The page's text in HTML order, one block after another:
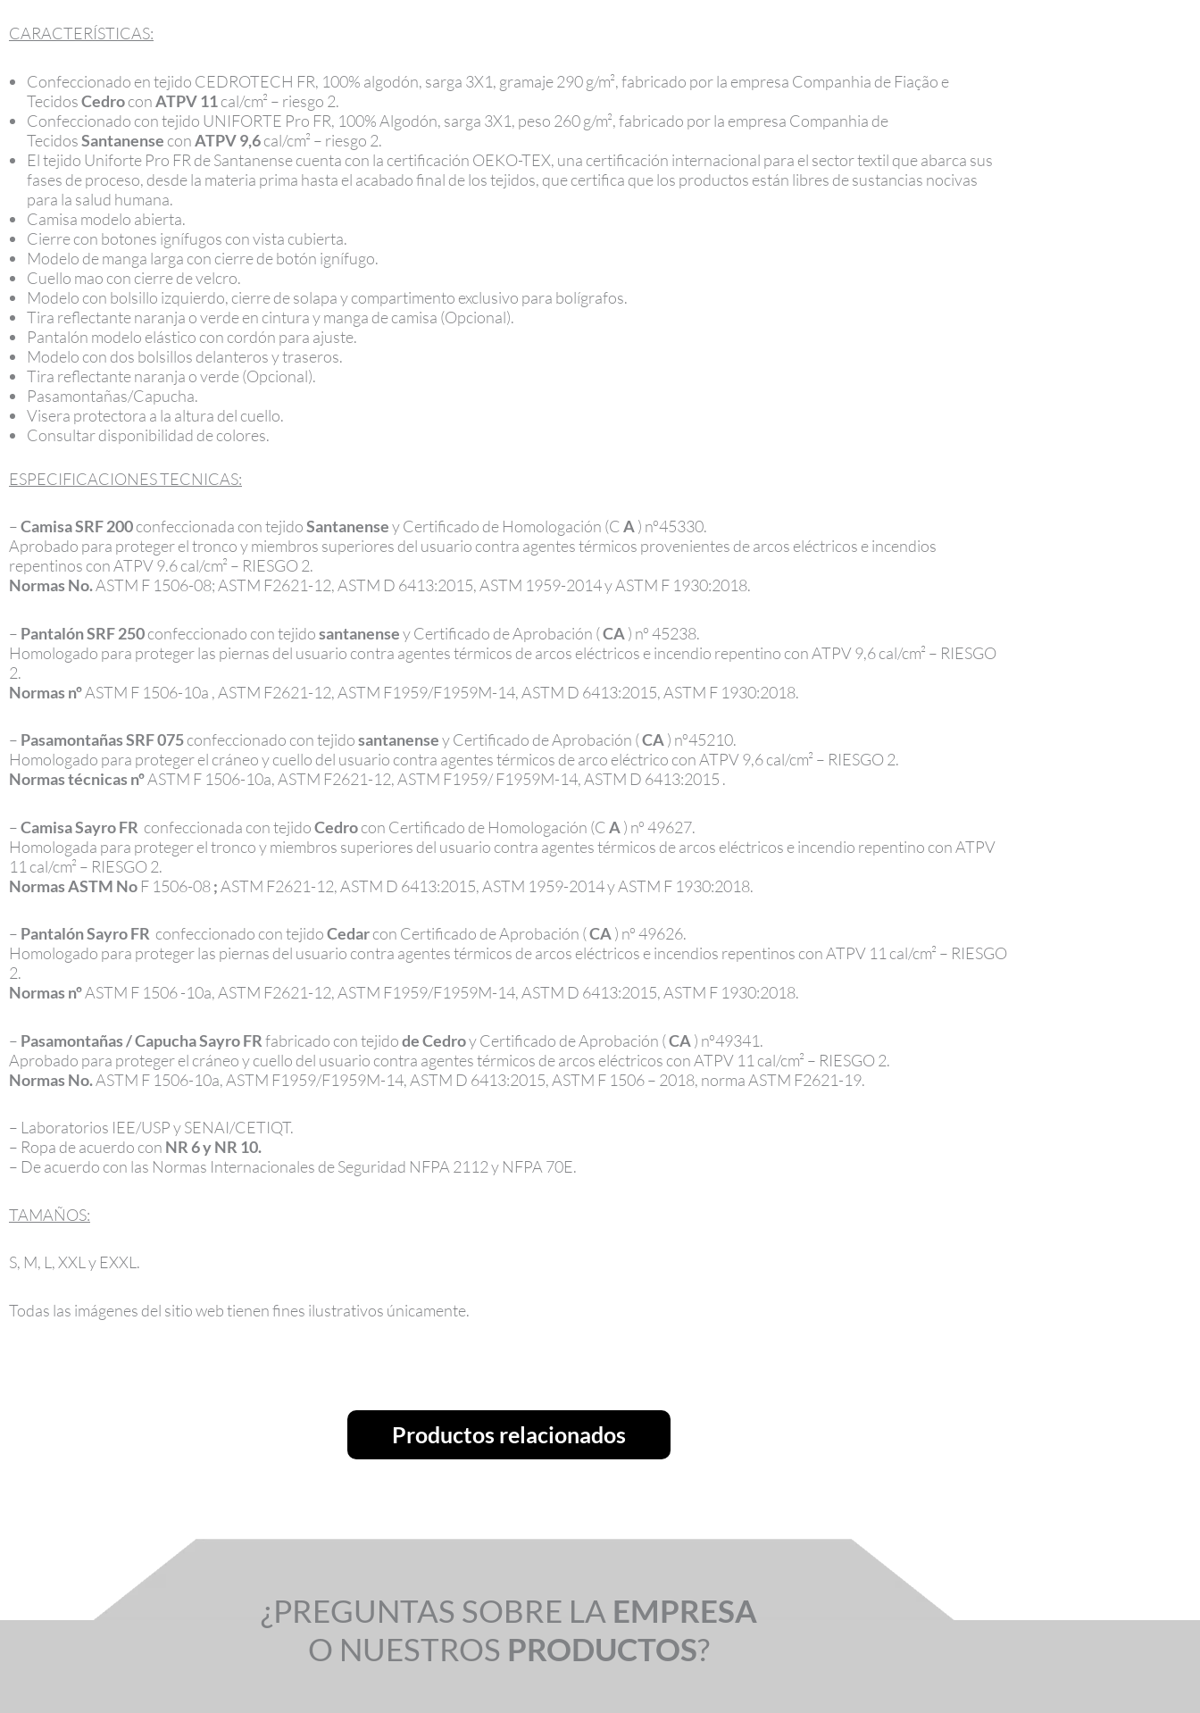
CARACTERÍSTICAS:
Confeccionado en tejido CEDROTECH FR, 100% algodón, sarga 3X1, gramaje 290 g/m², fabricado por la empresa Companhia de Fiação e
TecidosCedroconATPV 11cal/cm² – riesgo 2.
Confeccionado con tejido UNIFORTE Pro FR, 100% Algodón, sarga 3X1, peso 260 g/m², fabricado por la empresa Companhia de
TecidosSantanense conATPV 9,6cal/cm² – riesgo 2.
El tejido Uniforte Pro FR de Santanense cuenta con la certificación OEKO-TEX, una certificación internacional para el sector textil que abarca sus
fases de proceso, desde la materia prima hasta el acabado final de los tejidos, que certifica que los productos están libres de sustancias nocivas
para la salud humana.
Camisa modelo abierta.
Cierre con botones ignífugos con vista cubierta.
Modelo de manga larga con cierre de botón ignífugo.
Cuello mao con cierre de velcro.
Modelo con bolsillo izquierdo, cierre de solapa y compartimento exclusivo para bolígrafos.
Tira reflectante naranja o verde en cintura y manga de camisa (Opcional).
Pantalón modelo elástico con cordón para ajuste.
Modelo con dos bolsillos delanteros y traseros.
Tira reflectante naranja o verde (Opcional).
Pasamontañas/Capucha.
Visera protectora a la altura del cuello.
Consultar disponibilidad de colores.
ESPECIFICACIONES TECNICAS:
–Camisa SRF 200confeccionada con tejidoSantanensey Certificado de Homologación (CA ) nº45330.
Aprobado para proteger el tronco y miembros superiores del usuario contra agentes térmicos provenientes de arcos eléctricos e incendios
repentinos con ATPV 9.6 cal/cm² – RIESGO 2.
Normas No.ASTM F 1506-08; ASTM F2621-12, ASTM D 6413:2015, ASTM 1959-2014 y ASTM F 1930:2018.
– Pantalón SRF 250confeccionado con tejidosantanensey Certificado de Aprobación (CA ) nº 45238.
Homologado para proteger las piernas del usuario contra agentes térmicos de arcos eléctricos e incendio repentino con ATPV 9,6 cal/cm² – RIESGO
2.
Normas nºASTM F 1506-10a , ASTM F2621-12, ASTM F1959/F1959M-14, ASTM D 6413:2015, ASTM F 1930:2018.
– Pasamontañas SRF 075confeccionado con tejidosantanensey Certificado de Aprobación (CA ) nº45210.
Homologado para proteger el cráneo y cuello del usuario contra agentes térmicos de arco eléctrico con ATPV 9,6 cal/cm² – RIESGO 2.
Normas técnicas nºASTM F 1506-10a, ASTM F2621-12, ASTM F1959/ F1959M-14, ASTM D 6413:2015 .
–Camisa Sayro FR confeccionada con tejidoCedrocon Certificado de Homologación (CA ) nº 49627.
Homologada para proteger el tronco y miembros superiores del usuario contra agentes térmicos de arcos eléctricos e incendio repentino con ATPV
11 cal/cm² – RIESGO 2.
Normas ASTM No F 1506-08;ASTM F2621-12, ASTM D 6413:2015, ASTM 1959-2014 y ASTM F 1930:2018.
– Pantalón Sayro FR confeccionado con tejidoCedarcon Certificado de Aprobación (CA ) nº 49626.
Homologado para proteger las piernas del usuario contra agentes térmicos de arcos eléctricos e incendios repentinos con ATPV 11 cal/cm² – RIESGO
2.
Normas nºASTM F 1506 -10a, ASTM F2621-12, ASTM F1959/F1959M-14, ASTM D 6413:2015, ASTM F 1930:2018.
– Pasamontañas / Capucha Sayro FRfabricado con tejidode Cedroy Certificado de Aprobación (CA ) nº49341.
Aprobado para proteger el cráneo y cuello del usuario contra agentes térmicos de arcos eléctricos con ATPV 11 cal/cm² – RIESGO 2.
Normas No.ASTM F 1506-10a, ASTM F1959/F1959M-14, ASTM D 6413:2015, ASTM F 1506 – 2018, norma ASTM F2621-19.
– Laboratorios IEE/USP y SENAI/CETIQT.
– Ropa de acuerdo con NR 6 y NR 10.
– De acuerdo con las Normas Internacionales de Seguridad NFPA 2112 y NFPA 70E.
TAMAÑOS:
S, M, L, XXL y EXXL.
Todas las imágenes del sitio web tienen fines ilustrativos únicamente.
Productos relacionados
¿PREGUNTAS SOBRE LA EMPRESA
O NUESTROS PRODUCTOS?